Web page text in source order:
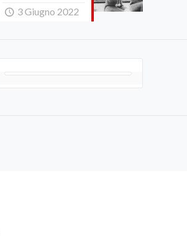
3 Giugno 2022